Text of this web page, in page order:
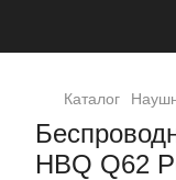
Каталог
HBQ Q62